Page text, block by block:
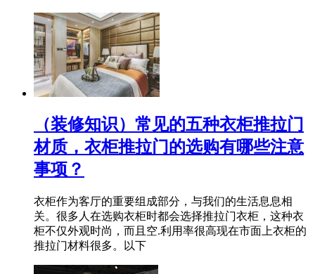
（装修知识）常见的五种衣柜推拉门
材质，衣柜推拉门的选购有哪些注意
事项？
衣柜作为客厅的重要组成部分，与我们的生活息息相
关。很多人在选购衣柜时都会选择推拉门衣柜，这种衣
柜不仅外观时尚，而且空.利用率很高现在市面上衣柜的
推拉门材料很多。以下